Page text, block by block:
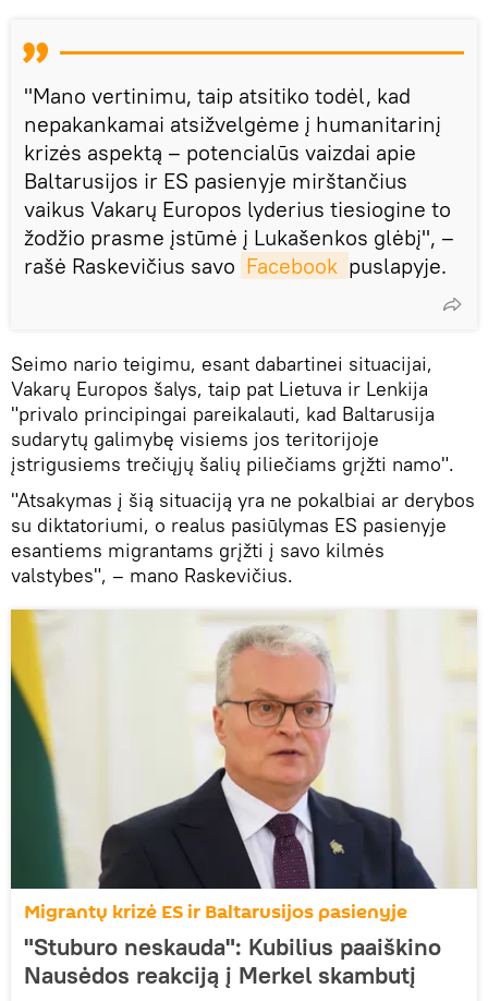
"Mano vertinimu, taip atsitiko todėl, kad
nepakankamai atsižvelgėme į humanitarinį
krizės aspektą – potencialūs vaizdai apie
Baltarusijos ir ES pasienyje mirštančius
vaikus Vakarų Europos lyderius tiesiogine to
žodžio prasme įstūmė į Lukašenkos glėbį", –
rašė Raskevičius savo Facebook puslapyje.
Seimo nario teigimu, esant dabartinei situacijai,
Vakarų Europos šalys, taip pat Lietuva ir Lenkija
"privalo principingai pareikalauti, kad Baltarusija
sudarytų galimybę visiems jos teritorijoje
įstrigusiems trečiųjų šalių piliečiams grįžti namo".
"Atsakymas į šią situaciją yra ne pokalbiai ar derybos
su diktatoriumi, o realus pasiūlymas ES pasienyje
esantiems migrantams grįžti į savo kilmės
valstybes", – mano Raskevičius.
Migrantų krizė ES ir Baltarusijos pasienyje
"Stuburo neskauda": Kubilius paaiškino
Nausėdos reakciją į Merkel skambutį